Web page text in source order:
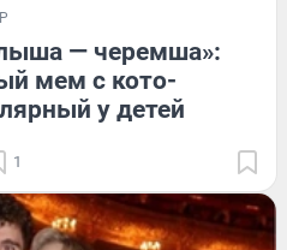
— черемша»:
мем с кото-
у детей
1